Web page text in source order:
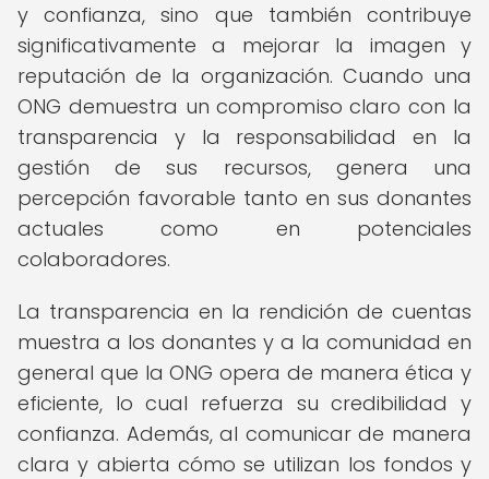
y confianza, sino que también contribuye
significativamente a mejorar la imagen y
reputación de la organización. Cuando una
ONG demuestra un compromiso claro con la
transparencia y la responsabilidad en la
gestión de sus recursos, genera una
percepción favorable tanto en sus donantes
actuales como en potenciales
colaboradores.
La transparencia en la rendición de cuentas
muestra a los donantes y a la comunidad en
general que la ONG opera de manera ética y
eficiente, lo cual refuerza su credibilidad y
confianza. Además, al comunicar de manera
clara y abierta cómo se utilizan los fondos y